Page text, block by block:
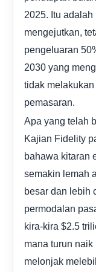
2025. Itu
mengejutkan,
pengeluaran
2030 yang
tidak
pemasaran.
Apa yang telah
Kajian Fidelity
bahawa kitaran
semakin lemah
besar dan lebih
permodalan
kira-kira $2.5
mana turun
melonjak